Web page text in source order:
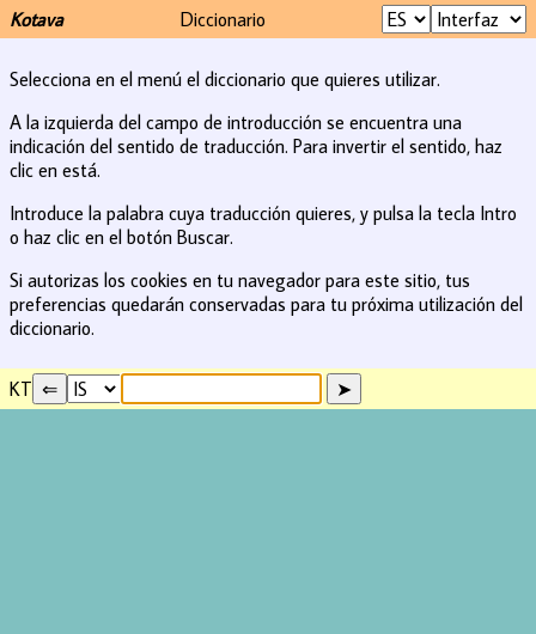
Kotava Diccionario
Selecciona en el menú el diccionario que quieres utilizar.
A la izquierda del campo de introducción se encuentra una
indicación del sentido de traducción. Para invertir el sentido, haz
clic en está.
Introduce la palabra cuya traducción quieres, y pulsa la tecla Intro
o haz clic en el botón Buscar.
Si autorizas los cookies en tu navegador para este sitio, tus
preferencias quedarán conservadas para tu próxima utilización del
diccionario.
KT